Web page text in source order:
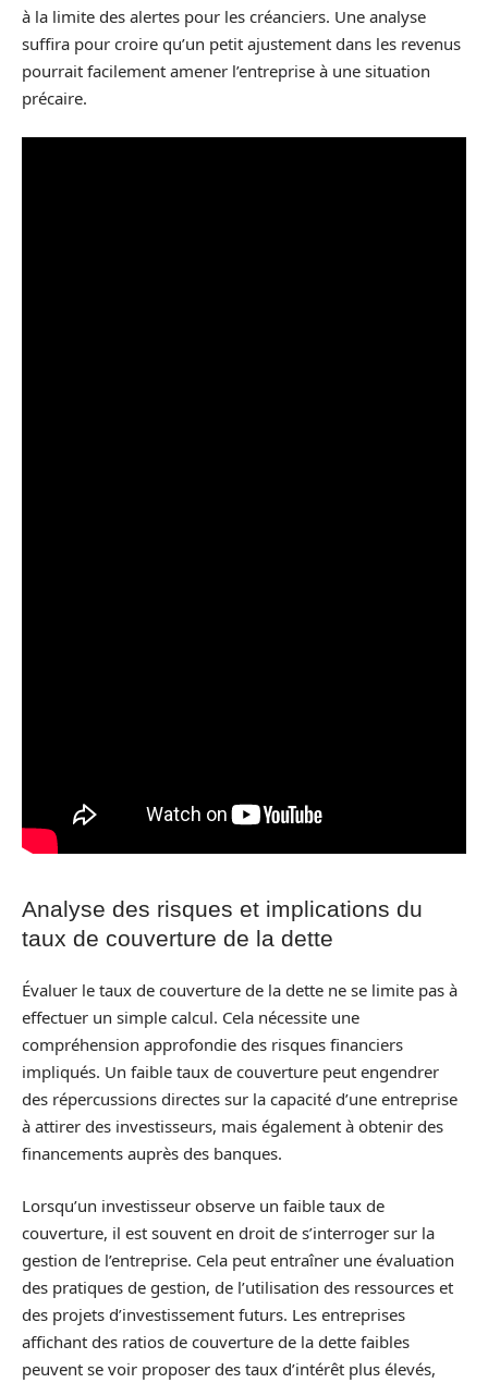
à la limite des alertes pour les créanciers. Une analyse
suffira pour croire qu’un petit ajustement dans les revenus
pourrait facilement amener l’entreprise à une situation
précaire.
Analyse des risques et implications du
taux de couverture de la dette
Évaluer le taux de couverture de la dette ne se limite pas à
effectuer un simple calcul. Cela nécessite une
compréhension approfondie des risques financiers
impliqués. Un faible taux de couverture peut engendrer
des répercussions directes sur la capacité d’une entreprise
à attirer des investisseurs, mais également à obtenir des
financements auprès des banques.
Lorsqu’un investisseur observe un faible taux de
couverture, il est souvent en droit de s’interroger sur la
gestion de l’entreprise. Cela peut entraîner une évaluation
des pratiques de gestion, de l’utilisation des ressources et
des projets d’investissement futurs. Les entreprises
affichant des ratios de couverture de la dette faibles
peuvent se voir proposer des taux d’intérêt plus élevés,